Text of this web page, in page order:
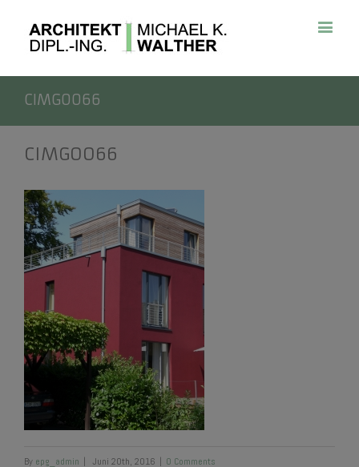
CIMG0066
CIMG0066
By epg_admin | Juni 20th, 2016 | 0 Comments